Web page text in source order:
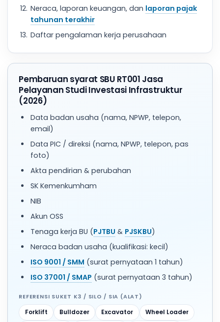
Neraca, laporan keuangan, dan laporan pajak
tahunan terakhir
Daftar pengalaman kerja perusahaan
Pembaruan syarat SBU RT001 Jasa
Pelayanan Studi Investasi Infrastruktur
(2026)
Data badan usaha (nama, NPWP, telepon,
email)
Data PIC / direksi (nama, NPWP, telepon, pas
foto)
Akta pendirian & perubahan
SK Kemenkumham
NIB
Akun OSS
Tenaga kerja BU (PJTBU & PJSKBU)
Neraca badan usaha (kualifikasi: kecil)
ISO 9001 / SMM (surat pernyataan 1 tahun)
ISO 37001 / SMAP (surat pernyataan 3 tahun)
REFERENSI SUKET K3 / SILO / SIA (ALAT)
Forklift Bulldozer Excavator
Wheel Loader